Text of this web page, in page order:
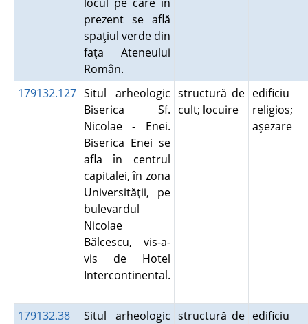
prezent se află
spaţiul verde din
faţa Ateneului
Român.
179132.127 Situl arheologic
Biserica Sf.
Nicolae - Enei.
Biserica Enei se
afla în centrul
capitalei, în zona
Universităţii, pe
bulevardul
Nicolae
Bălcescu, vis-a-
vis de Hotel
Intercontinental.
structură de
cult; locuire
edificiu
religios;
aşezare
179132.38
Situl arheologic structură de edificiu